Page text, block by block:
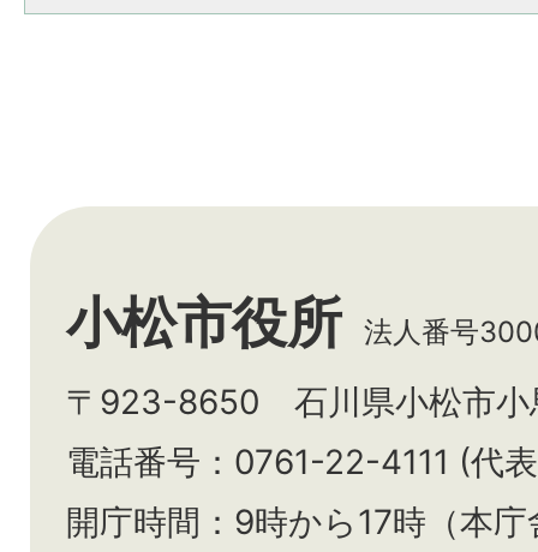
小松市役所 法人番号
〒923-8650 石川県小松市小
電話番号：0761-22-4111 (代
開庁時間：9時から17時（本